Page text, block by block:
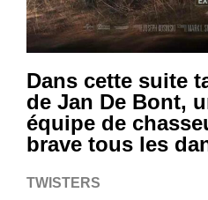
Dans cette suite
de Jan De Bont,
équipe de
brave tous les
TWISTERS